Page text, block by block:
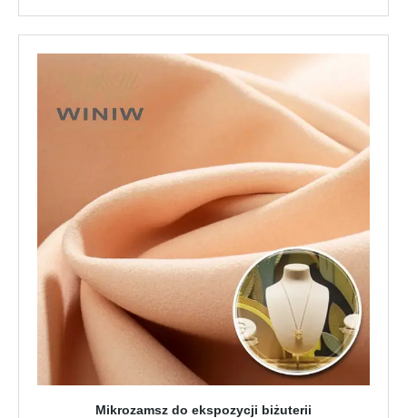
Mikrozamsz do ekspozycji biżuterii